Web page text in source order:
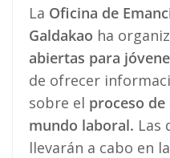
La Oficina de
Galdakao ha
abiertas para
de ofrecer
sobre el proceso
mundo laboral. Las
llevarán a cabo en